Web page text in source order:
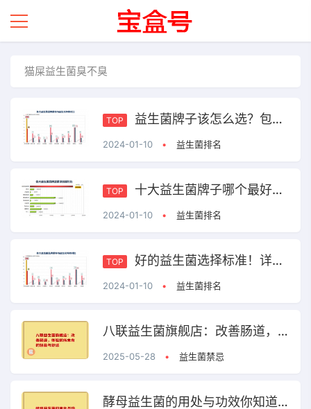
猫屎益生菌臭不臭
TOP 益生菌牌子该怎么选？包装上这些信息能帮助你！
2024-01-10 • 益生菌排名
TOP 十大益生菌牌子哪个最好？第一名就是这点！
2024-01-10 • 益生菌排名
TOP 好的益生菌选择标准！详解包装上你没注意到的内容！
2024-01-10 • 益生菌排名
八联益生菌旗舰店：改善肠道，体验前所未有的轻盈与舒适
2025-05-28 • 益生菌禁忌
酵母益生菌的用处与功效你知道吗